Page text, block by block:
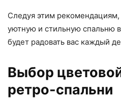
Следуя этим
уютную и стильную спальню
будет радовать вас каждый
Выбор
ретро-спальни